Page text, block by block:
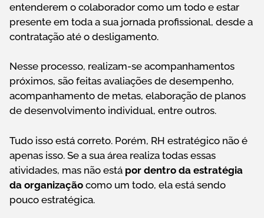
entenderem o colaborador como um todo e estar
presente em toda a sua jornada profissional, desde a
contratação até o desligamento.
Nesse processo, realizam-se acompanhamentos
próximos, são feitas avaliações de desempenho,
acompanhamento de metas, elaboração de planos
de desenvolvimento individual, entre outros.
Tudo isso está correto. Porém, RH estratégico não é
apenas isso. Se a sua área realiza todas essas
atividades, mas não está por dentro da estratégia
da organização como um todo, ela está sendo
pouco estratégica.